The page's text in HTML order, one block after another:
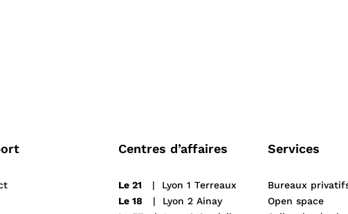
Centres d’affaires
Le 21 | Lyon 1 Terreaux
Le 18 | Lyon 2 Ainay
Services
Bureaux
Open space